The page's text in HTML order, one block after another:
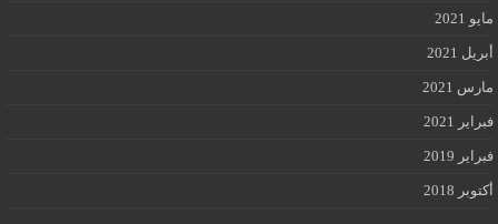
مايو 2021
أبريل 2021
مارس 2021
فبراير 2021
فبراير 2019
أكتوبر 2018